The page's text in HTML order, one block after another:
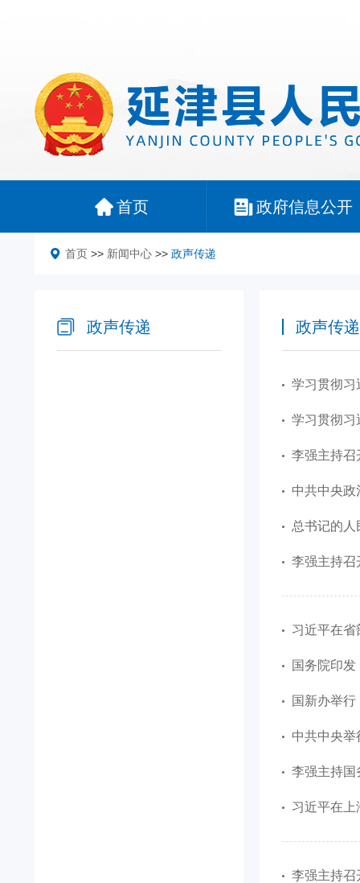
首页 政府信息公开
首页 >> 新闻中心 >> 政声传递
政声传递 政声传递
学习贯彻习
学习贯彻习
李强主持召开国务院常务会
中共中央政
总书记的人
李强主持召
习近平在
国务院印
国新办举
中共中央
李强主持国
习近平在上
李强主持召